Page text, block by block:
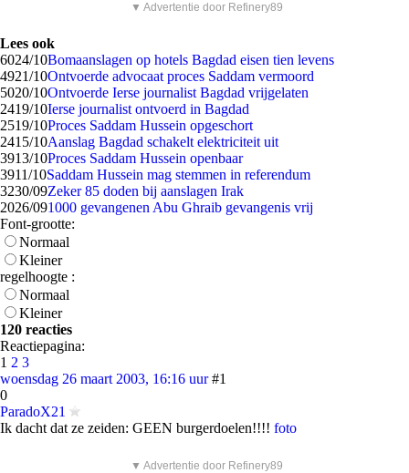
▼ Advertentie door Refinery89
Lees ook
6024/10Bomaanslagen op hotels Bagdad eisen tien levens
4921/10Ontvoerde advocaat proces Saddam vermoord
5020/10Ontvoerde Ierse journalist Bagdad vrijgelaten
2419/10Ierse journalist ontvoerd in Bagdad
2519/10Proces Saddam Hussein opgeschort
2415/10Aanslag Bagdad schakelt elektriciteit uit
3913/10Proces Saddam Hussein openbaar
3911/10Saddam Hussein mag stemmen in referendum
3230/09Zeker 85 doden bij aanslagen Irak
2026/091000 gevangenen Abu Ghraib gevangenis vrij
Font-grootte:
Normaal
Kleiner
regelhoogte :
Normaal
Kleiner
120 reacties
Reactiepagina:
1 2 3
woensdag 26 maart 2003, 16:16 uur #1
0
ParadoX21
Ik dacht dat ze zeiden: GEEN burgerdoelen!!!! foto
▼ Advertentie door Refinery89